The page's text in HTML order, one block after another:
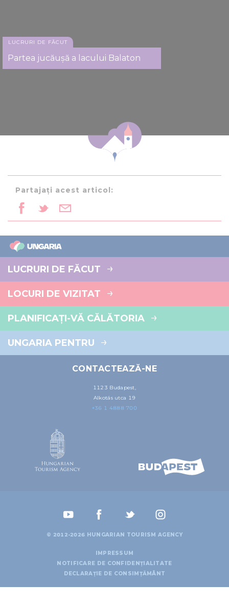
LUCRURI DE FĂCUT
Partea jucăuşă a lacului Balaton
Partajați acest articol:
LUCRURI DE FĂCUT
LOCURI DE VIZITAT
PLANIFICAȚI-VĂ CĂLĂTORIA
UNGARIA PENTRU
CONTACTEAZĂ-NE
1123 Budapest,
Alkotás utca 19
+36 1 4888 700
© 2012-2026 HUNGARIAN TOURISM AGENCY
IMPRESSUM
NOTIFICARE DE CONFIDENȚIALITATE
DECLARAȚIE DE CONSIMȚĂMÂNT